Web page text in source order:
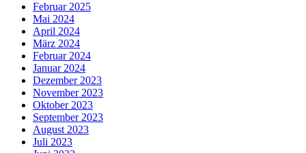
Februar 2025
Mai 2024
April 2024
März 2024
Februar 2024
Januar 2024
Dezember 2023
November 2023
Oktober 2023
September 2023
August 2023
Juli 2023